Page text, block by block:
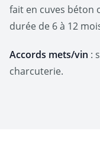
fait en cuves béton
durée de 6 à 12
Accords mets/vin :
charcuterie.